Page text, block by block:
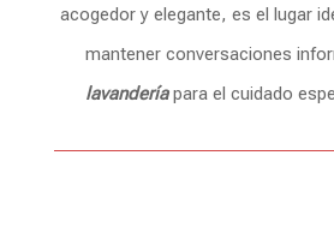
acogedor y elegante, es el lugar
mantener conversaciones
lavanderíapara el cuidado